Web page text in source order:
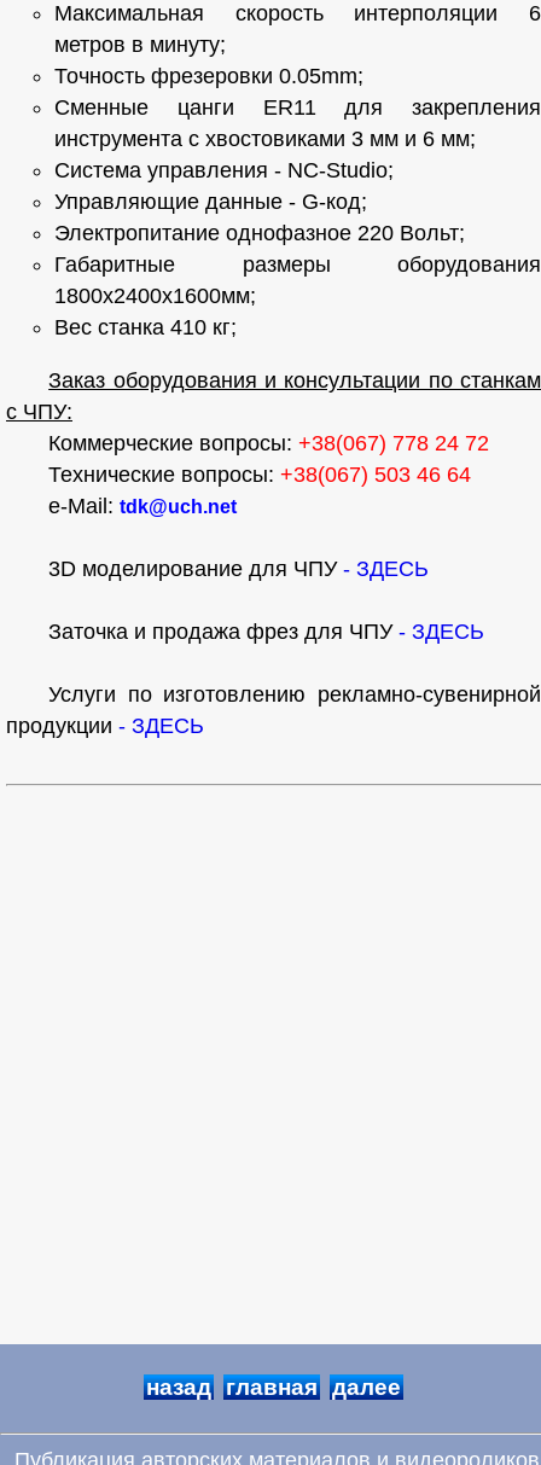
Максимальная скорость интерполяции 6
метров в минуту;
Точность фрезеровки 0.05mm;
Сменные цанги ER11 для закрепления
инструмента с хвостовиками 3 мм и 6 мм;
Система управления - NC-Studio;
Управляющие данные - G-код;
Электропитание однофазное 220 Вольт;
Габаритные размеры оборудования
1800х2400х1600мм;
Вес станка 410 кг;
Заказ оборудования и консультации по станкам
с ЧПУ:
Коммерческие вопросы:+38(067) 778 24 72
Технические вопросы:+38(067) 503 46 64
e-Mail:tdk@uch.net
3D моделирование для ЧПУ- ЗДЕСЬ
Заточка и продажа фрез для ЧПУ- ЗДЕСЬ
Услуги по изготовлению рекламно-сувенирной
продукции - ЗДЕСЬ
назад главная далее
Публикация авторских материалов и видеороликов